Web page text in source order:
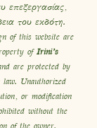
επεξεργασίας,
του εκδότη.
of this website are
ofIrini’s
are protected by
law. Unauthorized
or modification
without the
of the owner.